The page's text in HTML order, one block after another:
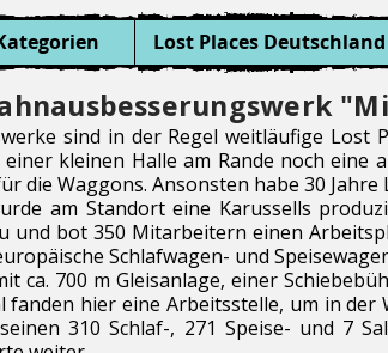
Lost Places Deutschland
sind in der Regel weitläufige
kleinen Halle am Rande noch eine
die Waggons. Ansonsten habe 30
am Standort eine Karussells
und bot 350 Mitarbeitern einen
Schlafwagen- und
ca. 700 m Gleisanlage, einer
fanden hier eine Arbeitsstelle, um in
310 Schlaf-, 271 Speise- und 7